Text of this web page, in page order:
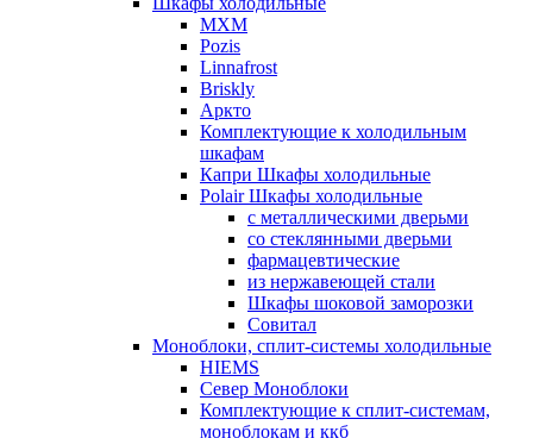
МХМ
Pozis
Linnafrost
Briskly
Аркто
Комплектующие к холодильным
шкафам
Капри Шкафы холодильные
Polair Шкафы холодильные
с металлическими дверьми
со стеклянными дверьми
фармацевтические
из нержавеющей стали
Шкафы шоковой заморозки
Совитал
Моноблоки, сплит-системы холодильные
HIEMS
Север Моноблоки
Комплектующие к сплит-системам,
моноблокам и ккб